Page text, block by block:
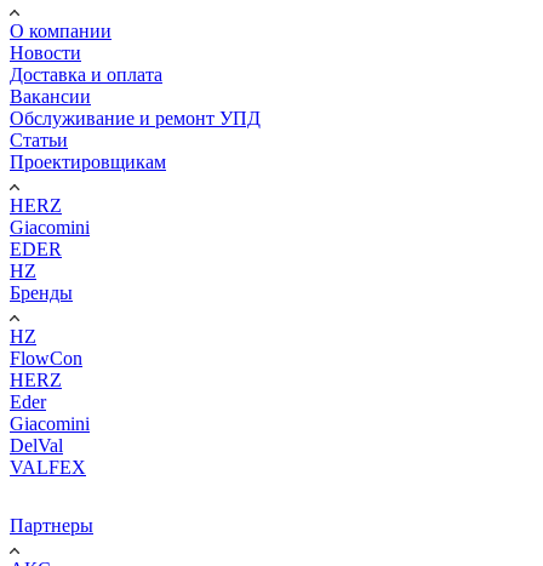
О компании
Новости
Доставка и оплата
Вакансии
Обслуживание и ремонт УПД
Статьи
Проектировщикам
HERZ
Giacomini
EDER
HZ
Бренды
HZ
FlowCon
HERZ
Eder
Giacomini
DelVal
VALFEX
Партнеры